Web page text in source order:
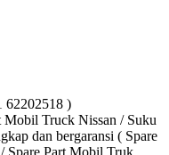
62202518 )
Mobil Truck Nissan / Suku
dan bergaransi ( Spare
Spare Part Mobil Truk